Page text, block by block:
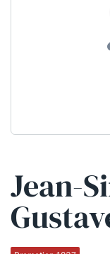
Jean-
Qui
La Conférence